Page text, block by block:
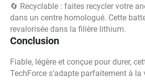
🔄 Recyclable : faites recycler votre
dans un centre homologué. Cette
revalorisée dans la filière lithium.
Conclusion
Fiable, légère et conçue pour durer,
TechForce s’adapte parfaitement à la